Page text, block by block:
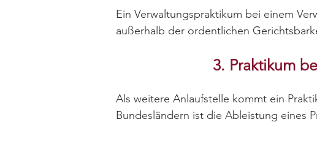
Ein Verwaltungspraktikum bei einem
außerhalb der ordentlichen
3. Praktikum
Als weitere Anlaufstelle kommt ein
Bundesländern ist die Ableistung eines